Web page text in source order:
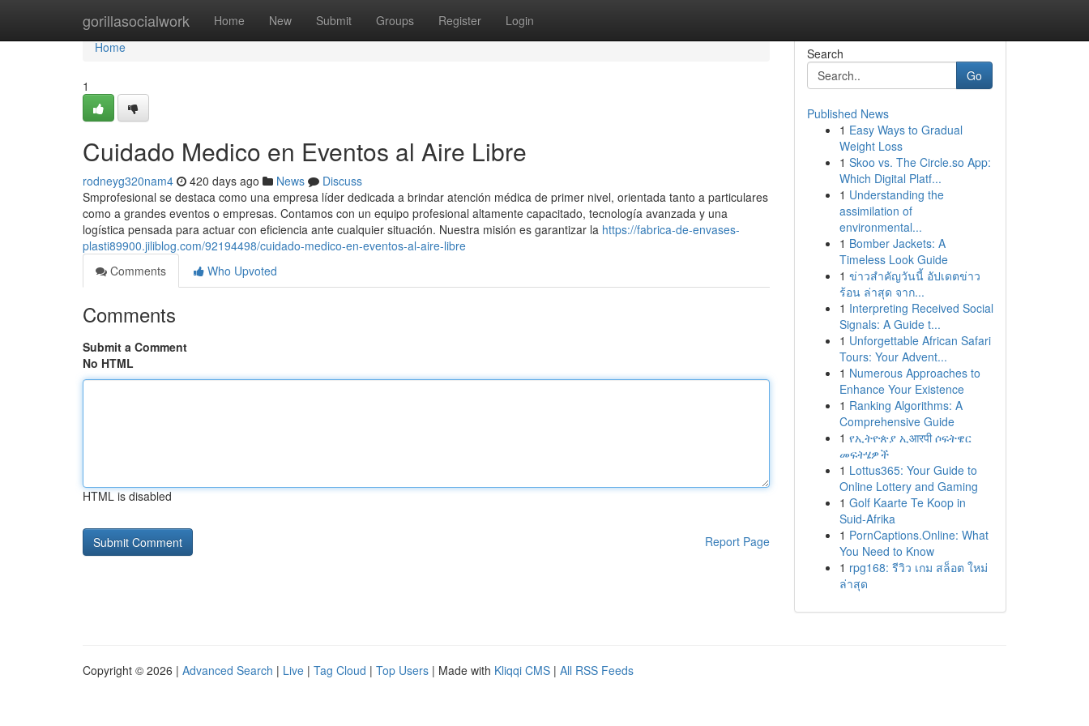
gorillasocialwork Home New Submit Groups Register Login
Home
Home
1
Cuidado Medico en Eventos al Aire Libre
rodneyg320nam4 420 days ago News
Discuss
Smprofesional se destaca como una empresa líder dedicada a brindar atención médica de primer nivel, orientada tanto a particulares
como a grandes eventos o empresas. Contamos con un equipo profesional altamente capacitado, tecnología avanzada y una
logística pensada para actuar con eficiencia ante cualquier situación. Nuestra misión es garantizar la https://fabrica-de-envases-
plasti89900.jiliblog.com/92194498/cuidado-medico-en-eventos-al-aire-libre
Comments
Who Upvoted
Comments
Submit a Comment
No HTML
HTML is disabled
Report Page
Search
Go
Published News
1 Easy Ways to Gradual
Weight Loss
1 Skoo vs. The Circle.so App:
Which Digital Platf...
1 Understanding the
assimilation of
environmental...
1 Bomber Jackets: A
Timeless Look Guide
1 ข่าวสำคัญวันนี้ อัปเดตข่าว
ร้อน ล่าสุด จาก...
1 Interpreting Received Social
Signals: A Guide t...
1 Unforgettable African Safari
Tours: Your Advent...
1 Numerous Approaches to
Enhance Your Existence
1 Ranking Algorithms: A
Comprehensive Guide
1 የኢትዮጵያ ኢआरपी ሶፍትዌር
መፍትሄዎች
1 Lottus365: Your Guide to
Online Lottery and Gaming
1 Golf Kaarte Te Koop in
Suid-Afrika
1 PornCaptions.Online: What
You Need to Know
1 rpg168: รีวิว เกม สล็อต ใหม่
ล่าสุด
Copyright © 2026 | Advanced Search | Live | Tag Cloud | Top Users | Made with Kliqqi CMS | All RSS Feeds